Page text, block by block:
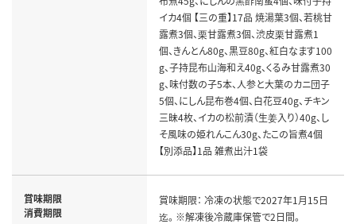
イカ4個 【三の重】17品 焼湯葉3個、若桃甘
露煮3個、栗甘露煮3個、渋皮栗甘露煮1
個、きんとん80g、黒豆80g、紅白なます100
g、子持昆布山海和え40g、くるみ甘露煮30
g、味付数の子5本、人参と大葉のカニ団子
5個、にしん昆布巻4個、白花豆40g、チキン
三昧4枚、イカの松前漬（生姜入り）40g、し
そ風味の姫れんこん30g、たこの旨煮4個
【別添品】1品 雑煮出汁1袋
賞味期限
消費期限
賞味期限： 冷凍の状態で2027年1月15日
迄。 ※解凍後冷蔵庫保管で2日間。